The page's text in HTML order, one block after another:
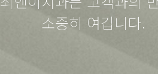
소중히 여깁니다.